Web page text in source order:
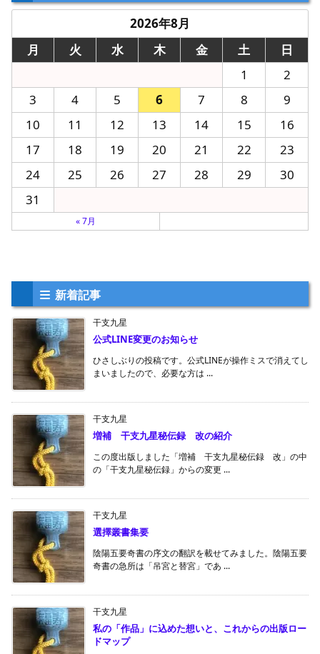
2026年8月
月
火 水 木 金 土
日
1
2
3
4 5 6 7 8
9
10
11 12 13 14 15
16
17
18 19 20 21 22
23
24
25 26 27 28 29
30
31
« 7月
新着記事
干支九星
公式LINE変更のお知らせ
ひさしぶりの投稿です。公式LINEが操作ミスで消えてし
まいましたので、必要な方は ...
干支九星
増補 干支九星秘伝録 改の紹介
この度出版しました「増補 干支九星秘伝録 改」の中
の「干支九星秘伝録」からの変更 ...
干支九星
選擇叢書集要
陰陽五要奇書の序文の翻訳を載せてみました。陰陽五要
奇書の急所は「吊宮と替宮」であ ...
干支九星
私の「作品」に込めた想いと、これからの出版ロー
ドマップ